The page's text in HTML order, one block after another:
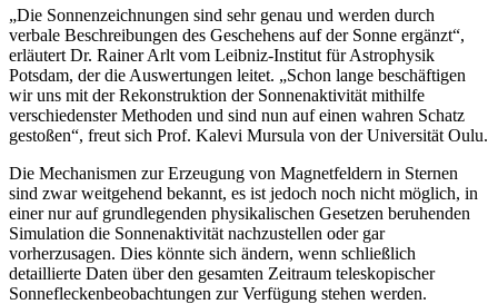
„Die Sonnenzeichnungen sind sehr genau und werden durch
verbale Beschreibungen des Geschehens auf der Sonne ergänzt“,
erläutert Dr. Rainer Arlt vom Leibniz-Institut für Astrophysik
Potsdam, der die Auswertungen leitet. „Schon lange beschäftigen
wir uns mit der Rekonstruktion der Sonnenaktivität mithilfe
verschiedenster Methoden und sind nun auf einen wahren Schatz
gestoßen“, freut sich Prof. Kalevi Mursula von der Universität Oulu.
Die Mechanismen zur Erzeugung von Magnetfeldern in Sternen
sind zwar weitgehend bekannt, es ist jedoch noch nicht möglich, in
einer nur auf grundlegenden physikalischen Gesetzen beruhenden
Simulation die Sonnenaktivität nachzustellen oder gar
vorherzusagen. Dies könnte sich ändern, wenn schließlich
detaillierte Daten über den gesamten Zeitraum teleskopischer
Sonnefleckenbeobachtungen zur Verfügung stehen werden.